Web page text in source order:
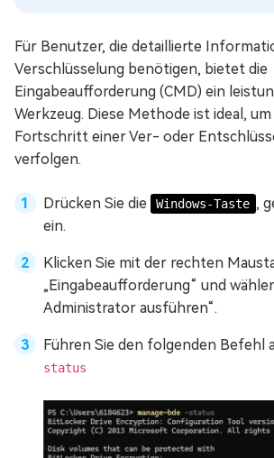
Für Benutzer, die detaillierte
Verschlüsselung benötigen, bietet die
Eingabeaufforderung (CMD) ein
Werkzeug. Diese Methode ist ideal,
Fortschritt einer Ver- oder
verfolgen.
Drücken Sie die Windows-Taste ,
ein.
Klicken Sie mit der rechten
„Eingabeaufforderung“ und
Administrator ausführen“.
Führen Sie den folgenden Befehl
status